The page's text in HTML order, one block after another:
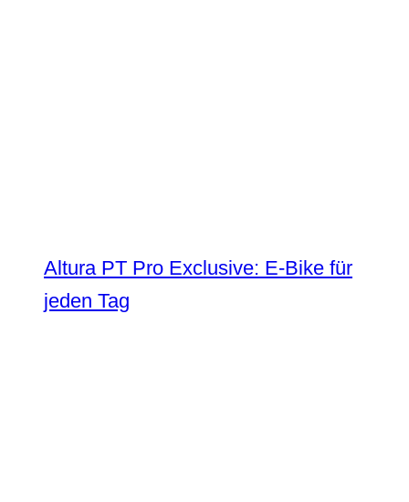
Altura PT Pro Exclusive: E-Bike für
jeden Tag